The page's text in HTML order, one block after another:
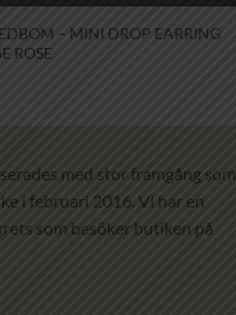
– MINI DROP EARRING
ROSE
med stor framgång som
i februari 2016. Vi har en
som besöker butiken på